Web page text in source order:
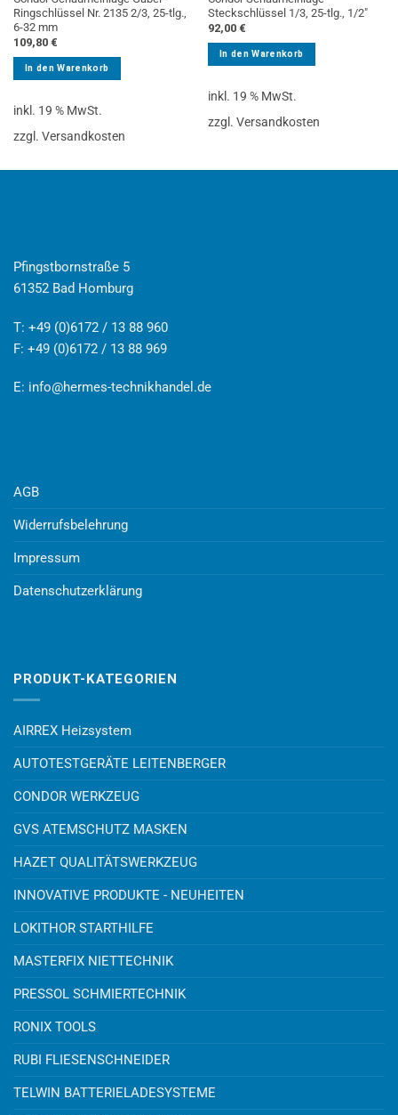
Ringschlüssel Nr. 2135 2/3, 25-tlg.,
6-32 mm
109,80 €
In den Warenkorb
inkl. 19 % MwSt.
zzgl. Versandkosten
Steckschlüssel 1/3, 25-tlg., 1/2″
92,00 €
In den Warenkorb
inkl. 19 % MwSt.
zzgl. Versandkosten
Pfingstbornstraße 5
61352 Bad Homburg
T: +49 (0)6172 / 13 88 960
F: +49 (0)6172 / 13 88 969
E: info@hermes-technikhandel.de
AGB
Widerrufsbelehrung
Impressum
Datenschutzerklärung
PRODUKT-KATEGORIEN
AIRREX Heizsystem
AUTOTESTGERÄTE LEITENBERGER
CONDOR WERKZEUG
GVS ATEMSCHUTZ MASKEN
HAZET QUALITÄTSWERKZEUG
INNOVATIVE PRODUKTE - NEUHEITEN
LOKITHOR STARTHILFE
MASTERFIX NIETTECHNIK
PRESSOL SCHMIERTECHNIK
RONIX TOOLS
RUBI FLIESENSCHNEIDER
TELWIN BATTERIELADESYSTEME